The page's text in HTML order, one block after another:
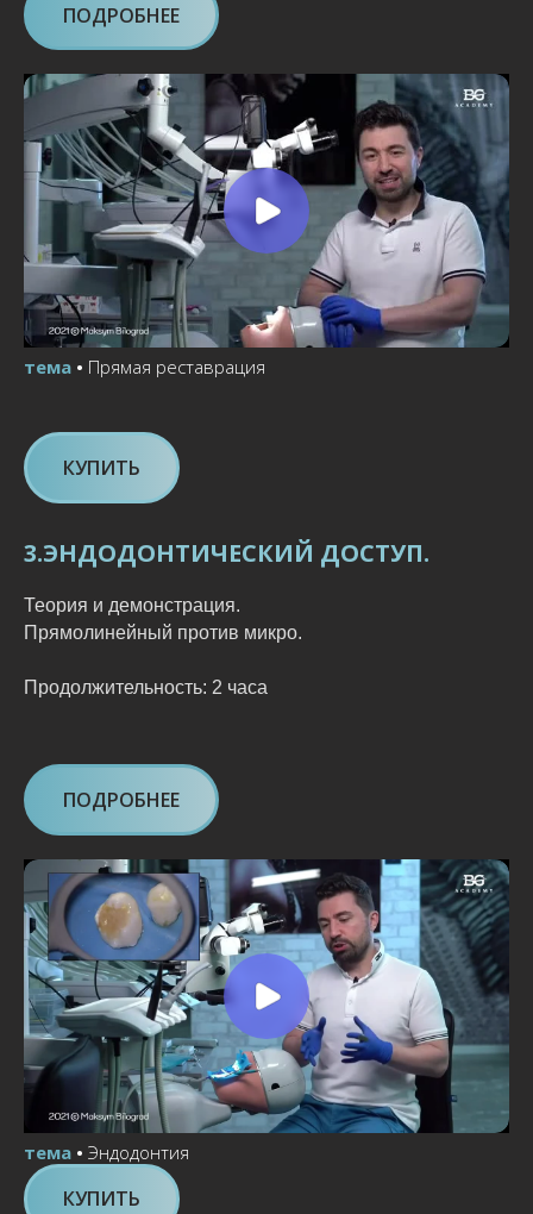
ПОДРОБНЕЕ
тема • Прямая реставрация
КУПИТЬ
3.ЭНДОДОНТИЧЕСКИЙ ДОСТУП.
Теория и демонстрация.
Прямолинейный против микро.
Продолжительность: 2 часа
ПОДРОБНЕЕ
тема • Эндодонтия
КУПИТЬ